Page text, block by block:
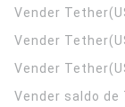
Vender
Vender
Vender
Vender saldo de